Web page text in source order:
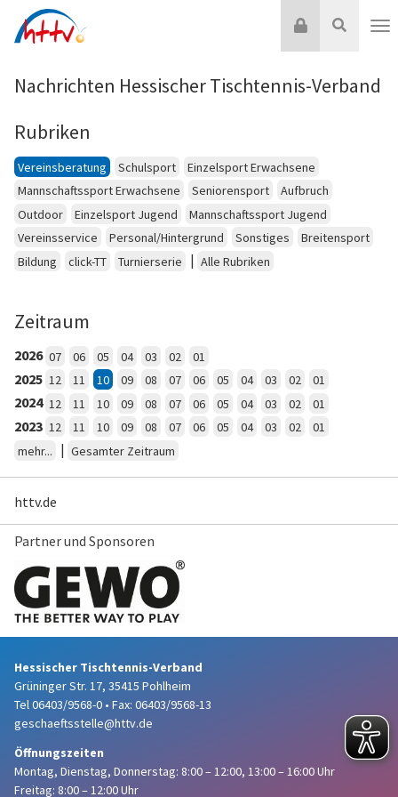
Inhalt
Suche
Login
Nachrichten Hessischer Tischtennis-Verband
Rubriken
Vereinsberatung Schulsport
Einzelsport Erwachsene
Mannschaftssport Erwachsene
Seniorensport
Aufbruch
Outdoor
Einzelsport Jugend
Mannschaftssport Jugend
Vereinsservice
Personal/Hintergrund Sonstiges
Breitensport
Bildung
click-TT Turnierserie | Alle Rubriken
Zeitraum
2026 07 06 05 04 03 02 01
2025 12 11 10 09 08 07 06 05 04 03 02 01
2024 12 11 10 09 08 07 06 05 04 03 02 01
2023 12 11 10 09 08 07 06 05 04 03 02
01
mehr...
| Gesamter Zeitraum
httv.de
Partner und Sponsoren
Hessischer Tischtennis-Verband
Grüninger Str. 17, 35415 Pohlheim
Tel 06403/9568-0 • Fax: 06403/9568-13
geschaeftsstelle@httv.de
Öffnungszeiten
Montag, Dienstag, Donnerstag: 8:00 – 12:00, 13:00 – 16:00 Uhr
Freitag: 8:00 – 12:00 Uhr